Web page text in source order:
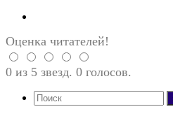
Оценка читателей!
0 из 5 звезд. 0 голосов.